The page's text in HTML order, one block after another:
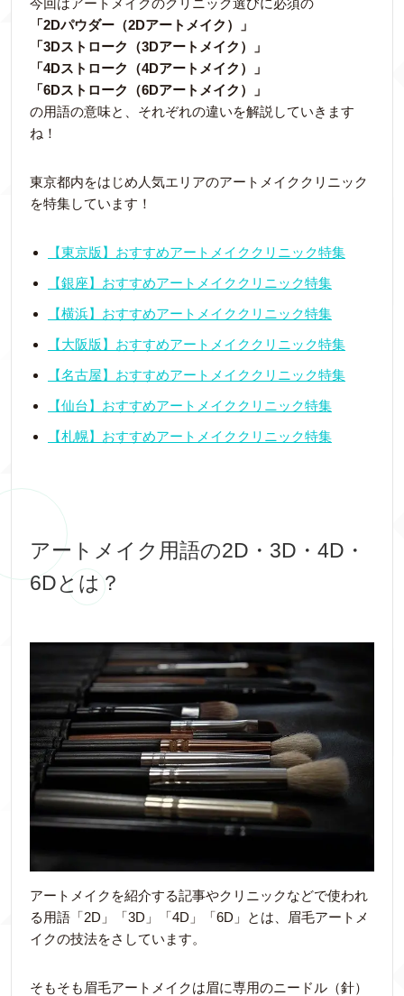
「2Dパウダー（2Dアートメイク）」
「3Dストローク（3Dアートメイク）」
「4Dストローク（4Dアートメイク）」
「6Dストローク（6Dアートメイク）」
の用語の意味と、それぞれの違いを解説していきます
ね！
東京都内をはじめ人気エリアのアートメイククリニック
を特集しています！
【東京版】おすすめアートメイククリニック特集
【銀座】おすすめアートメイククリニック特集
【横浜】おすすめアートメイククリニック特集
【大阪版】おすすめアートメイククリニック特集
【名古屋】おすすめアートメイククリニック特集
【仙台】おすすめアートメイククリニック特集
【札幌】おすすめアートメイククリニック特集
アートメイク用語の2D・3D・4D・
6Dとは？
アートメイクを紹介する記事やクリニックなどで使われ
る用語「2D」「3D」「4D」「6D」とは、眉毛アートメ
イクの技法をさしています。
そもそも眉毛アートメイクは眉に専用のニードル（針）